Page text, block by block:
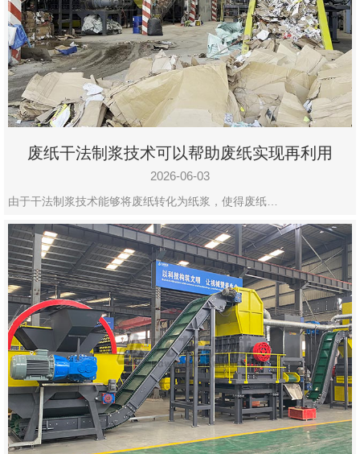
废纸干法制浆技术可以帮助废纸实现再利用
2026-06-03
由于干法制浆技术能够将废纸转化为纸浆，使得废纸…